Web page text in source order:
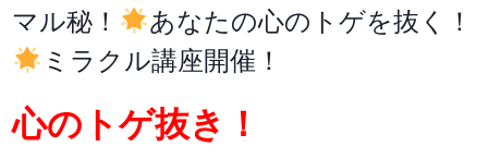
マル秘！
あなたの心のトゲを抜く！
ミラクル講座開催！
心のトゲ抜き！